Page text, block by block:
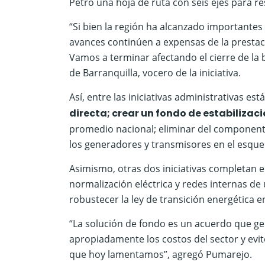
“Si bien la región ha alcanzado
avances continúen a expensas de la
Vamos a terminar afectando el cierre de la
de Barranquilla, vocero de la iniciativa.
Así, entre las iniciativas administrativas
directa; crear un fondo de
promedio nacional; eliminar del
los generadores y transmisores en el
Asimismo, otras dos iniciativas completan
normalización eléctrica y redes internas
robustecer la ley de transición energética
“La solución de fondo es un acuerdo que
apropiadamente los costos del sector y
que hoy lamentamos”, agregó Pumarejo.